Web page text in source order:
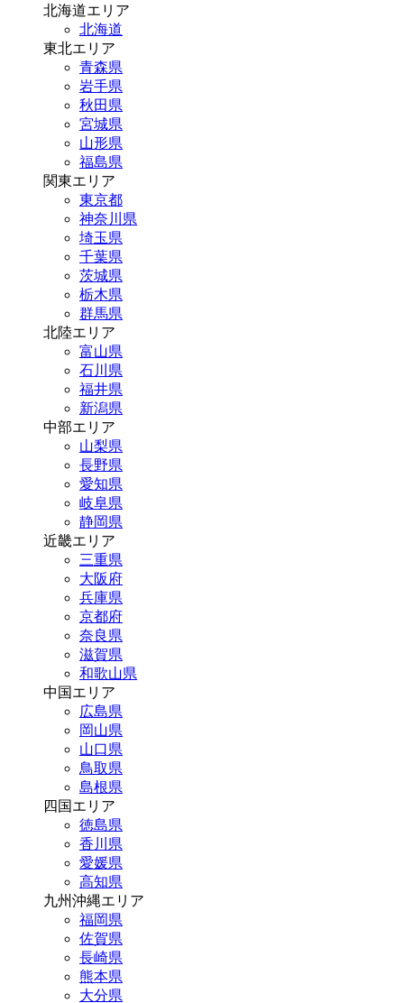
北海道エリア
北海道
東北エリア
青森県
岩手県
秋田県
宮城県
山形県
福島県
関東エリア
東京都
神奈川県
埼玉県
千葉県
茨城県
栃木県
群馬県
北陸エリア
富山県
石川県
福井県
新潟県
中部エリア
山梨県
長野県
愛知県
岐阜県
静岡県
近畿エリア
三重県
大阪府
兵庫県
京都府
奈良県
滋賀県
和歌山県
中国エリア
広島県
岡山県
山口県
鳥取県
島根県
四国エリア
徳島県
香川県
愛媛県
高知県
九州沖縄エリア
福岡県
佐賀県
長崎県
熊本県
大分県